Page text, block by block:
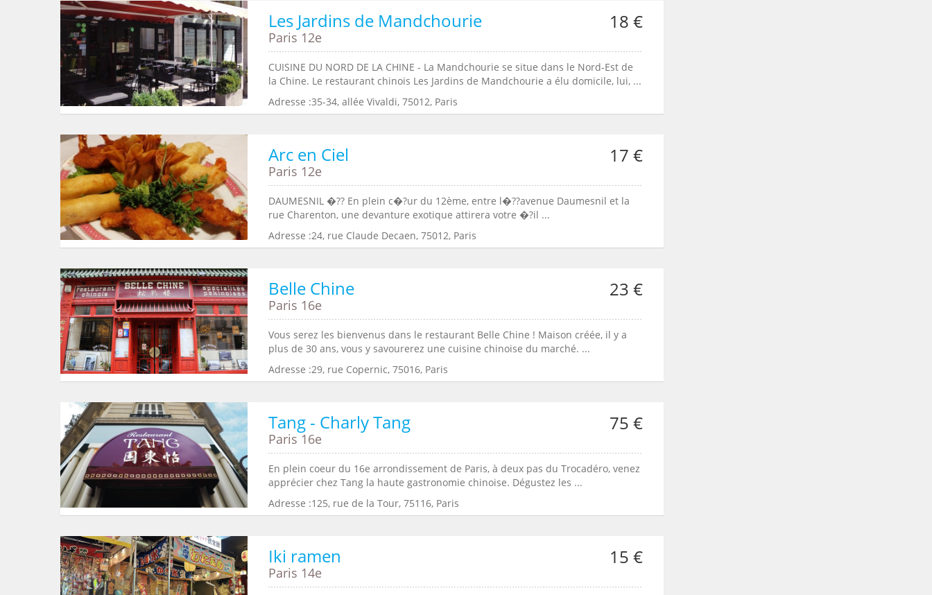
Les Jardins de Mandchourie 18 €
Paris 12e
CUISINE DU NORD DE LA CHINE - La Mandchourie se situe dans le Nord-Est de
la Chine. Le restaurant chinois Les Jardins de Mandchourie a élu domicile, lui, ...
Adresse :35-34, allée Vivaldi, 75012, Paris
Arc en Ciel 17 €
Paris 12e
DAUMESNIL �?? En plein c�?ur du 12ème, entre l�??avenue Daumesnil et la
rue Charenton, une devanture exotique attirera votre �?il ...
Adresse :24, rue Claude Decaen, 75012, Paris
Belle Chine 23 €
Paris 16e
Vous serez les bienvenus dans le restaurant Belle Chine ! Maison créée, il y a
plus de 30 ans, vous y savourerez une cuisine chinoise du marché. ...
Adresse :29, rue Copernic, 75016, Paris
Tang - Charly Tang 75 €
Paris 16e
En plein coeur du 16e arrondissement de Paris, à deux pas du Trocadéro, venez
apprécier chez Tang la haute gastronomie chinoise. Dégustez les ...
Adresse :125, rue de la Tour, 75116, Paris
Iki ramen 15 €
Paris 14e